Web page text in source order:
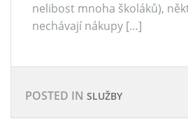
nelibost mnoha školáků),
nechávají nákupy […]
POSTED IN SLUŽBY